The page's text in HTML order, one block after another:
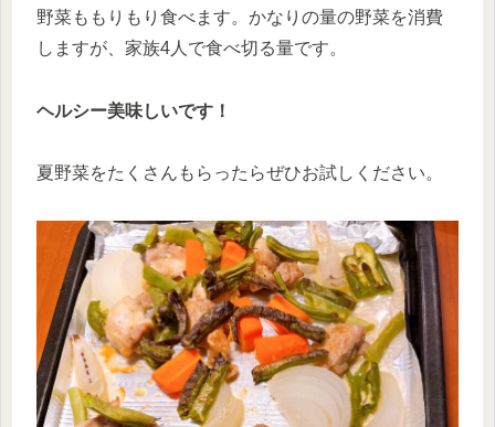
野菜ももりもり食べます。かなりの量の野菜を消費
しますが、家族4人で食べ切る量です。
ヘルシー美味しいです！
夏野菜をたくさんもらったらぜひお試しください。